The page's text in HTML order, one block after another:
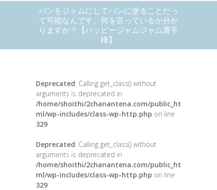
パンをジャムにしてパンに塗ることだっ
て可能なんです。何を言っているか分か
りますか？【ハッピージャムジャム選手
権】
Deprecated: Calling get_class() without
arguments is deprecated in
/home/shoithi/2chanantena.com/public_ht
ml/wp-includes/class-wp-http.php on line
329
Deprecated: Calling get_class() without
arguments is deprecated in
/home/shoithi/2chanantena.com/public_ht
ml/wp-includes/class-wp-http.php on line
329